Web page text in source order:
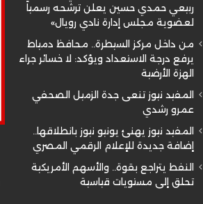
ربيعي حمدي حسين يعلن ترشحه رسمياً
لعضوية مجلس إدارة نادي رويال»
من داخل مركز السيطرة.. محافظ دمياط
يرفع درجة الاستعداد ويؤكد: لا خسائر جراء
الهزة الأرضية
المفيد نيوز تنعى جدة الزميل الصحفي
عمرو رشدي
المفيد نيوز يهنئ يونيو نيوز بانطلاقها..
إضافة جديدة للإعلام الرقمي المصري
النفط يتراجع بقوة.. والأسهم الأمريكية
تحلق إلى مستويات قياسية